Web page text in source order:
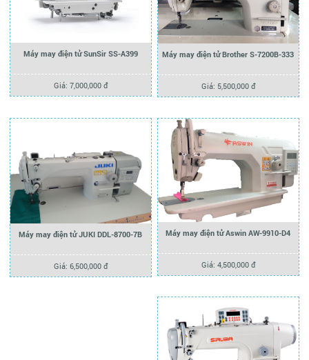
Máy may điện tử SunSir SS-A399
Giá: 7,000,000 đ
Máy may điện tử Brother S-7200B-333
Giá: 5,500,000 đ
Máy may điện tử JUKI DDL-8700-7B
Giá: 6,500,000 đ
Máy may điện tử Aswin AW-9910-D4
Giá: 4,500,000 đ